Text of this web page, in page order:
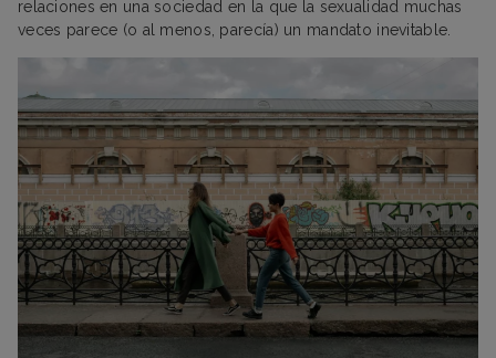
relaciones en una sociedad en la que la sexualidad muchas
veces parece (o al menos, parecía) un mandato inevitable.